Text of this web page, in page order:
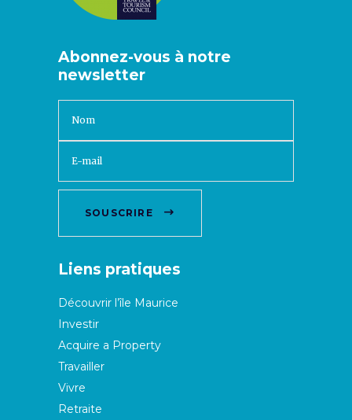
Abonnez-vous à notre
newsletter
SOUSCRIRE
Liens pratiques
Découvrir l’île Maurice
Investir
Acquire a Property
Travailler
Vivre
Retraite